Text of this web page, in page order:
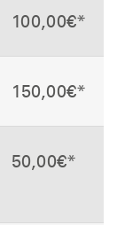
100,00€*
150,00€*
50,00€*